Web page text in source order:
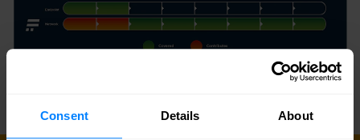
Consent Details About